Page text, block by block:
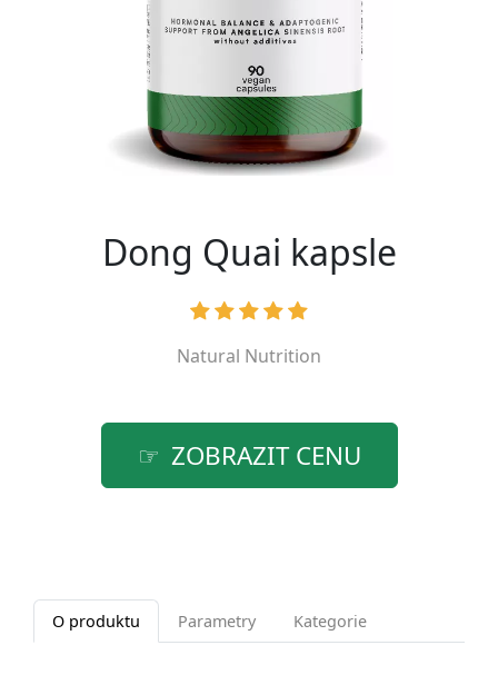
Dong Quai kapsle
Natural Nutrition
ZOBRAZIT CENU
O produktu Parametry Kategorie